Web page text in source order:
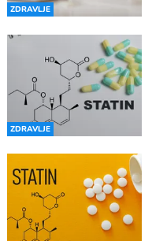
ZDRAVLJE
ZDRAVLJE